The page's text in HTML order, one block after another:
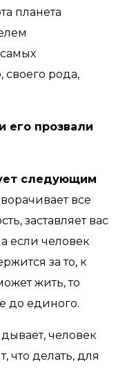
планета
своего рода,
его прозвали
следующим
все
заставляет вас
если человек
за то, к
жить, то
до единого.
человек
что делать, для